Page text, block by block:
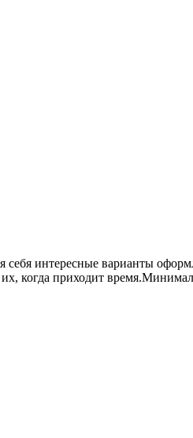
себя интересные варианты
когда приходит